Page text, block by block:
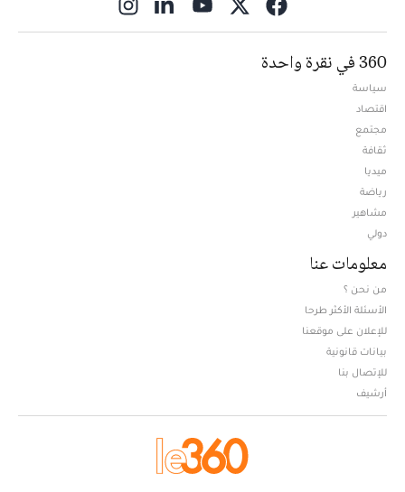
360 في نقرة واحدة
سياسة
اقتصاد
مجتمع
ثقافة
ميديا
رياضة
مشاهير
دولي
معلومات عنا
من نحن ؟
الأسئلة الأكثر طرحا
للإعلان على موقعنا
بيانات قانونية
للإتصال بنا
أرشيف